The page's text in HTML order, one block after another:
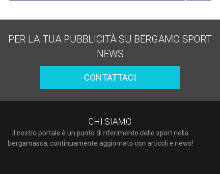
PER LA TUA PUBBLICITÀ SU BERGAMO SPORT
NEWS
CONTATTACI
CHI SIAMO
Il nostro portale è un punto di riferimento dello sport nella
bergamasca, continuamente aggiornato con articoli e news!